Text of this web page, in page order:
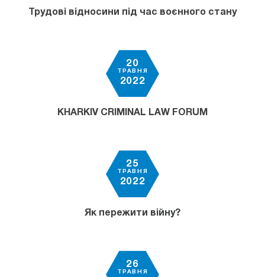
Трудові відносини під час воєнного стану
20
ТРАВНЯ
2022
KHARKIV CRIMINAL LAW FORUM
25
ТРАВНЯ
2022
Як пережити війну?
26
ТРАВНЯ